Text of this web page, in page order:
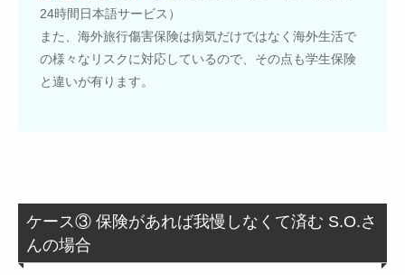
24時間日本語サービス）
また、海外旅行傷害保険は病気だけではなく海外生活で
の様々なリスクに対応しているので、その点も学生保険
と違いが有ります。
ケース③ 保険があれば我慢しなくて済む S.O.さ
んの場合